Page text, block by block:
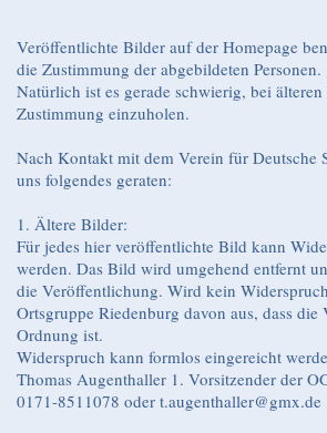
Veröffentlichte Bilder auf der Homepage
die Zustimmung der abgebildeten Personen.
Natürlich ist es gerade schwierig, bei
Zustimmung einzuholen.
Nach Kontakt mit dem Verein für Deutsche
uns folgendes geraten:
1. Ältere Bilder:
Für jedes hier veröffentlichte Bild kann
werden. Das Bild wird umgehend entfernt
die Veröffentlichung. Wird kein
Ortsgruppe Riedenburg davon aus, dass
Ordnung ist.
Widerspruch kann formlos eingereicht
Thomas Augenthaller 1. Vorsitzender der
0171-8511078 oder t.augenthaller@gmx.de